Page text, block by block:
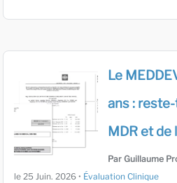
Le
ans :
MDR et de
Par Guillaume
le 25 Juin. 2026 • Évaluation Clinique